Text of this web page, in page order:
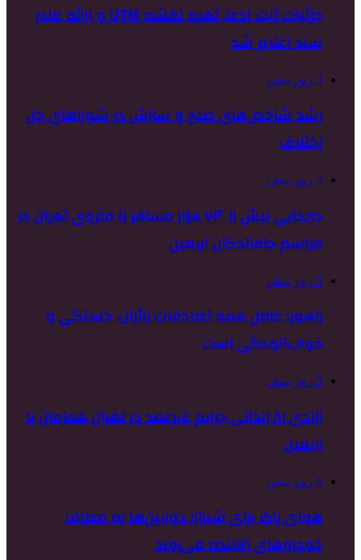
جزئیات ثبت ادعا، تهیه نقشه UTM و ارائه مادر
سند اعلام شد
3 روز پیش
رشد شاخص‌های صلح و سازش در شوراهای حل
اختلاف
4 روز پیش
جابجایی بیش از ۷۱۶ هزار مسافر با متروی تهران در
مراسم جاماندگان اربعین
5 روز پیش
راهور: عامل همه تصادفات زائران، خستگی و
خواب‌آلودگی است
5 روز پیش
آزادی ۸۱ زندانی جرایم غیرعمد در تهران همزمان با
اربعین
6 روز پیش
هوای پاک برای شیراز؛ دوربین‌ها به مصاف
خودروهای آلاینده می‌روند